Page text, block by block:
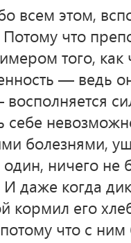
всем этом,
что
того, как
— ведь
себе
болезнями,
ничего не
даже когда
кормил его
что с ним